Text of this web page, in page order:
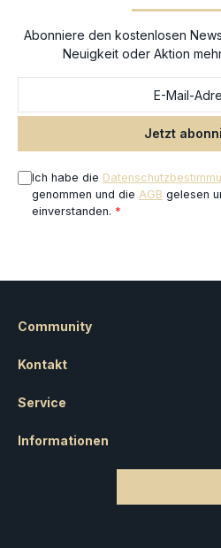
Abonniere den kostenlosen
Neuigkeit oder Aktion
Jetzt
Ich habe die
genommen und die AGB gelesen
einverstanden. *
Kontakt
Service
Informationen
Community